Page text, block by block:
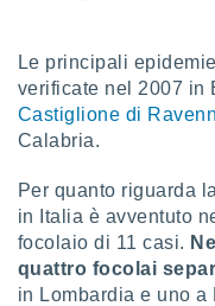
per la
dei
del
Le principali
verificate nel 2007 in
Castiglione di
Calabria.
Per quanto riguarda
in Italia è avventuto
focolaio di 11 casi.
quattro focolai
in Lombardia e uno a